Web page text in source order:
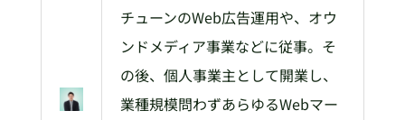
チューンのWeb広告運用や、オウ
ンドメディア事業などに従事。そ
の後、個人事業主として開業し、
業種規模問わずあらゆるWebマー